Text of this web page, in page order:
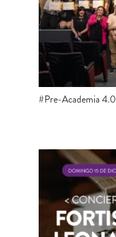
#Pre-Academia 4.0 ​